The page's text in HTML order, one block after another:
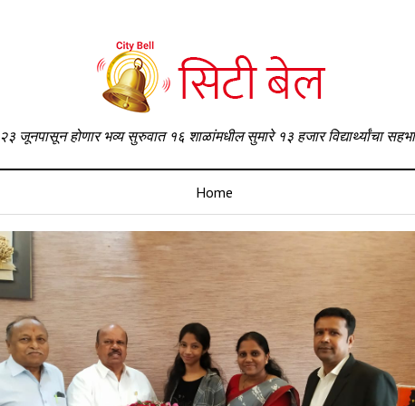
२३ जूनपासून होणार भव्य सुरुवात १६ शाळांमधील सुमारे १३ हजार विद्यार्थ्यांचा
Home